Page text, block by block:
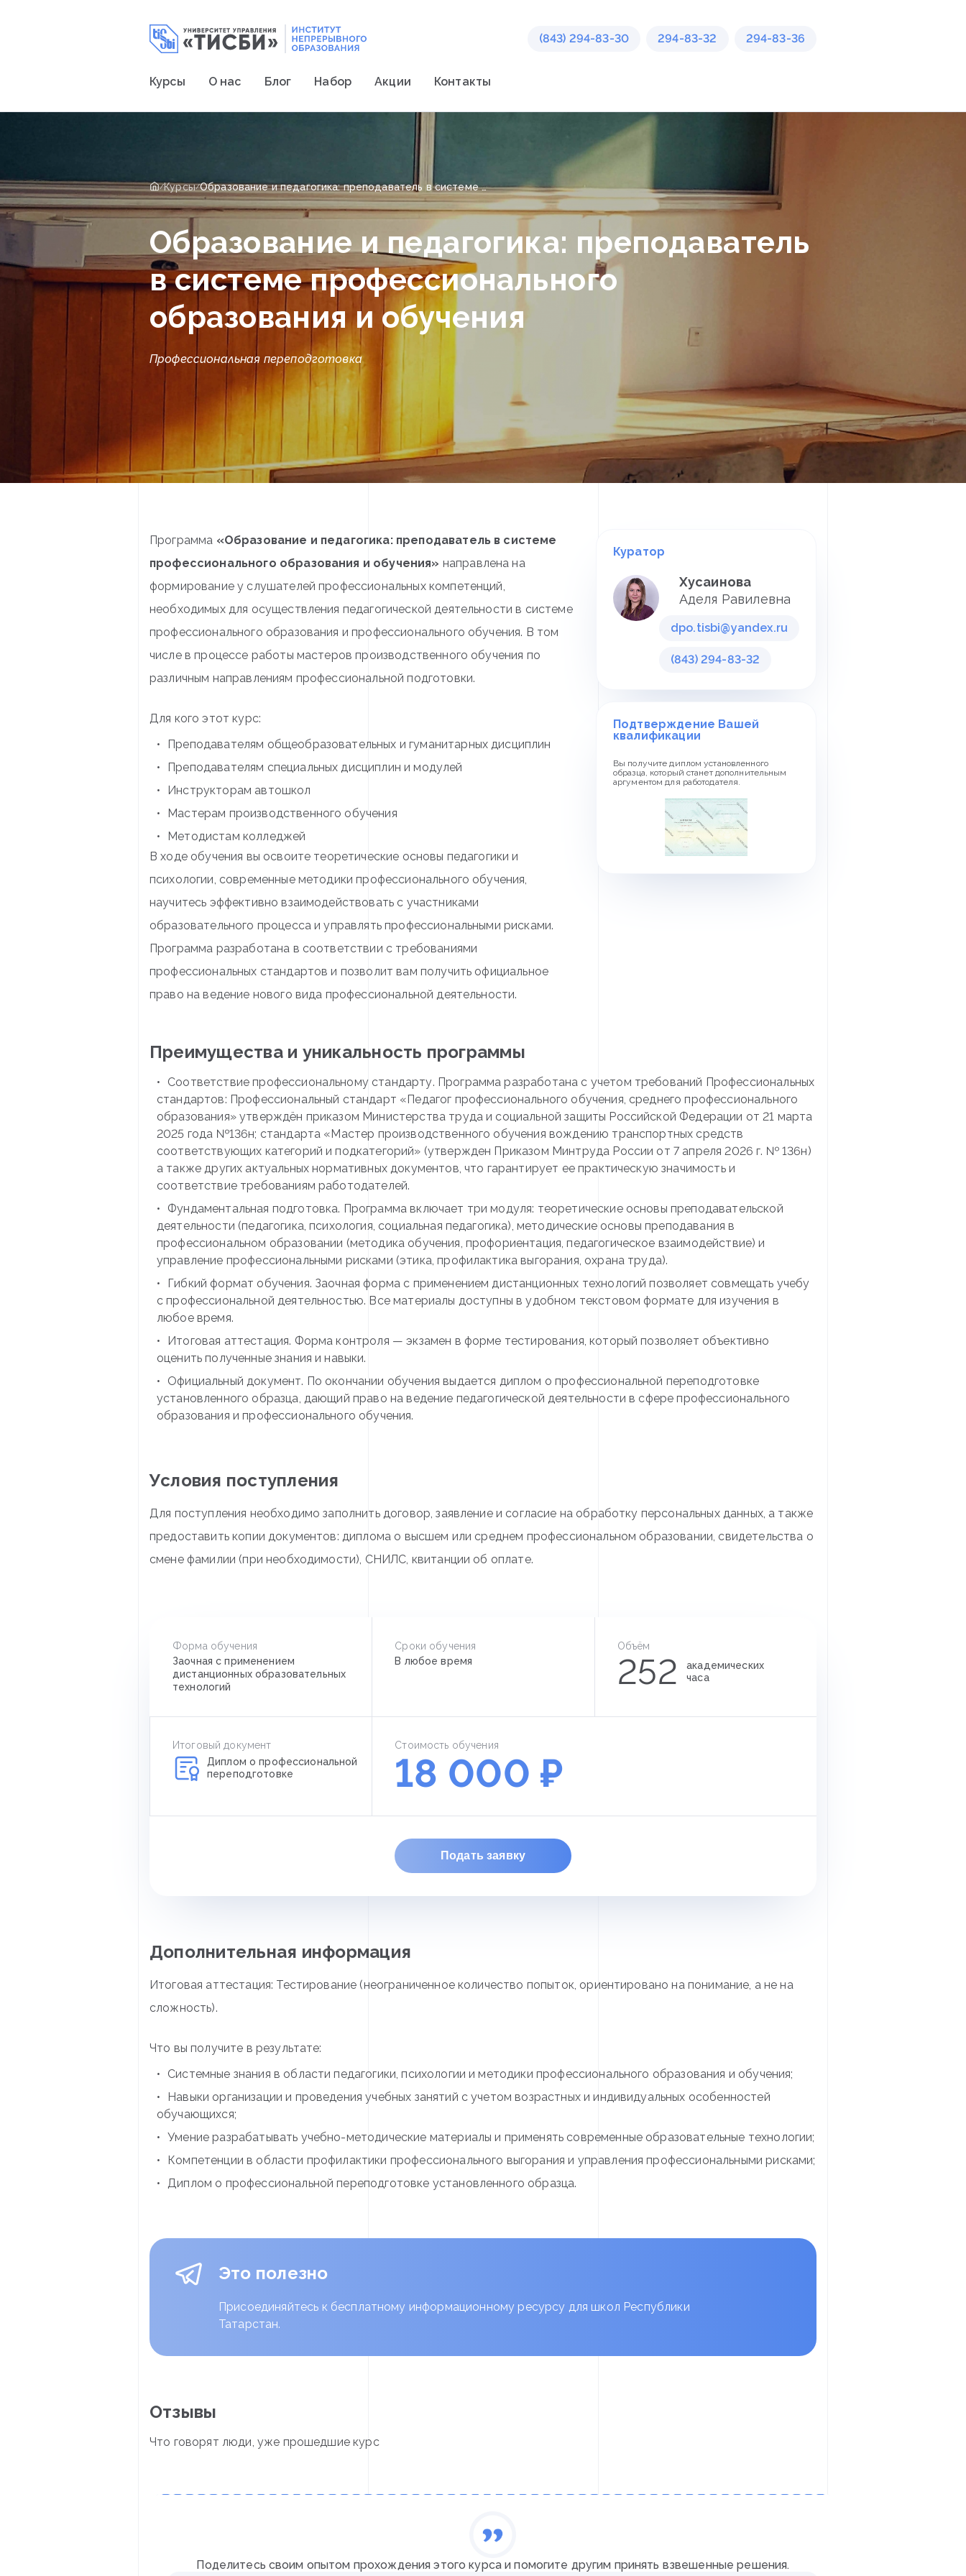
(843) 294-83-30 294-83-32 294-83-36
Курсы О нас Блог Набор Акции Контакты
/Курсы/ Образование и педагогика: преподаватель в системе профессионального образования и обучения
Образование и педагогика: преподаватель
в системе профессионального
образования и обучения
Профессиональная переподготовка
Программа «Образование и педагогика: преподаватель в системе
профессионального образования и обучения» направлена на
формирование у слушателей профессиональных компетенций,
необходимых для осуществления педагогической деятельности в системе
профессионального образования и профессионального обучения. В том
числе в процессе работы мастеров производственного обучения по
различным направлениям профессиональной подготовки.
Для кого этот курс:
Преподавателям общеобразовательных и гуманитарных дисциплин
Преподавателям специальных дисциплин и модулей
Инструкторам автошкол
Мастерам производственного обучения
Методистам колледжей
В ходе обучения вы освоите теоретические основы педагогики и
психологии, современные методики профессионального обучения,
научитесь эффективно взаимодействовать с участниками
образовательного процесса и управлять профессиональными рисками.
Программа разработана в соответствии с требованиями
профессиональных стандартов и позволит вам получить официальное
право на ведение нового вида профессиональной деятельности.
Куратор
Хусаинова
Аделя Равилевна
dpo.tisbi@yandex.ru
(843) 294-83-32
Подтверждение Вашей
квалификации
Вы получите диплом установленного
образца, который станет дополнительным
аргументом для работодателя.
Преимущества и уникальность программы
Соответствие профессиональному стандарту. Программа разработана с учетом требований Профессиональных
стандартов: Профессиональный стандарт «Педагог профессионального обучения, среднего профессионального
образования» утверждён приказом Министерства труда и социальной защиты Российской Федерации от 21 марта
2025 года №136н; стандарта «Мастер производственного обучения вождению транспортных средств
соответствующих категорий и подкатегорий» (утвержден Приказом Минтруда России от 7 апреля 2026 г. № 136н)
а также других актуальных нормативных документов, что гарантирует ее практическую значимость и
соответствие требованиям работодателей.
Фундаментальная подготовка. Программа включает три модуля: теоретические основы преподавательской
деятельности (педагогика, психология, социальная педагогика), методические основы преподавания в
профессиональном образовании (методика обучения, профориентация, педагогическое взаимодействие) и
управление профессиональными рисками (этика, профилактика выгорания, охрана труда).
Гибкий формат обучения. Заочная форма с применением дистанционных технологий позволяет совмещать учебу
с профессиональной деятельностью. Все материалы доступны в удобном текстовом формате для изучения в
любое время.
Итоговая аттестация. Форма контроля — экзамен в форме тестирования, который позволяет объективно
оценить полученные знания и навыки.
Официальный документ. По окончании обучения выдается диплом о профессиональной переподготовке
установленного образца, дающий право на ведение педагогической деятельности в сфере профессионального
образования и профессионального обучения.
Условия поступления
Для поступления необходимо заполнить договор, заявление и согласие на обработку персональных данных, а также
предоставить копии документов: диплома о высшем или среднем профессиональном образовании, свидетельства о
смене фамилии (при необходимости), СНИЛС, квитанции об оплате.
Форма обучения
Заочная с применением
дистанционных образовательных
технологий
Сроки обучения
В любое время
Объём
252
академических
часа
Итоговый документ
Диплом о профессиональной
переподготовке
Стоимость обучения
18 000 ₽
Подать заявку
Дополнительная информация
Итоговая аттестация: Тестирование (неограниченное количество попыток, ориентировано на понимание, а не на
сложность).
Что вы получите в результате:
Системные знания в области педагогики, психологии и методики профессионального образования и обучения;
Навыки организации и проведения учебных занятий с учетом возрастных и индивидуальных особенностей
обучающихся;
Умение разрабатывать учебно-методические материалы и применять современные образовательные технологии;
Компетенции в области профилактики профессионального выгорания и управления профессиональными рисками;
Диплом о профессиональной переподготовке установленного образца.
Это полезно
Присоединяйтесь к бесплатному информационному ресурсу для школ Республики
Татарстан.
Отзывы
Что говорят люди, уже прошедшие курс
Поделитесь своим опытом прохождения этого курса и помогите другим принять взвешенные решения.